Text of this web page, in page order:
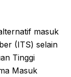
masuk
(ITS) selain
Tinggi
Masuk